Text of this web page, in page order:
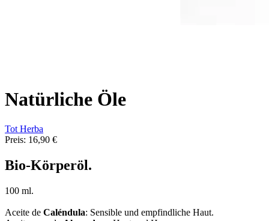
Natürliche Öle
Tot Herba
Preis: 16,90 €
Bio-Körperöl.
100 ml.
Aceite de Caléndula: Sensible und empfindliche Haut.